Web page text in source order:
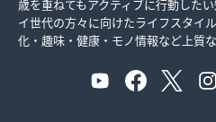
歳を重ねてもアクティブに行動した
イ世代の方々に向けたライフスタイ
化・趣味・健康・モノ情報など上質